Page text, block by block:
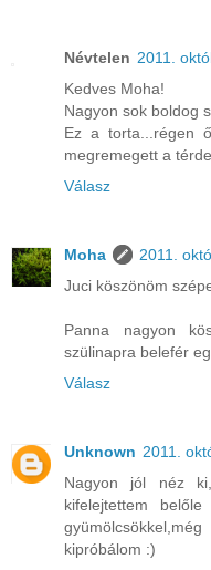
Névtelen 2011.
Kedves Moha!
Nagyon sok boldog
Ez a torta...régen
megremegett a
Válasz
Moha
2011.
Juci köszönöm
Panna nagyon
szülinapra belefér
Válasz
Unknown 2011.
Nagyon jól néz
kifelejtettem
kipróbálom :)